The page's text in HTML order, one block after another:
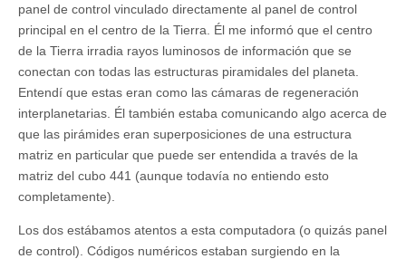
panel de control vinculado directamente al panel de control
principal en el centro de la Tierra. Él me informó que el centro
de la Tierra irradia rayos luminosos de información que se
conectan con todas las estructuras piramidales del planeta.
Entendí que estas eran como las cámaras de regeneración
interplanetarias. Él también estaba comunicando algo acerca de
que las pirámides eran superposiciones de una estructura
matriz en particular que puede ser entendida a través de la
matriz del cubo 441 (aunque todavía no entiendo esto
completamente).
Los dos estábamos atentos a esta computadora (o quizás panel
de control). Códigos numéricos estaban surgiendo en la